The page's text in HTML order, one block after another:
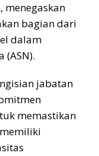
menegaskan
bagian dari
dalam
(ASN).
jabatan
memastikan